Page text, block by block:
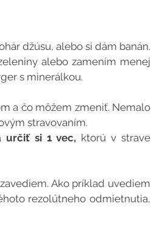
džúsu, alebo si dám banán.
alebo zamením menej
s minerálkou.
a čo môžem zmeniť. Nemalo
stravovaním.
určiť si 1 vec, ktorú v strave
Ako príklad uvediem
rezolútneho odmietnutia,